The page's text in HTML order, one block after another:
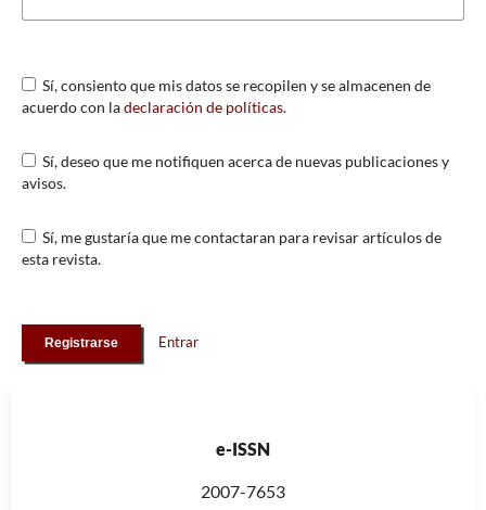
Sí, consiento que mis datos se recopilen y se almacenen de
acuerdo con ladeclaración de políticas.
Sí, deseo que me notifiquen acerca de nuevas publicaciones y
avisos.
Sí, me gustaría que me contactaran para revisar artículos de
esta revista.
Registrarse Entrar
e-ISSN
2007-7653